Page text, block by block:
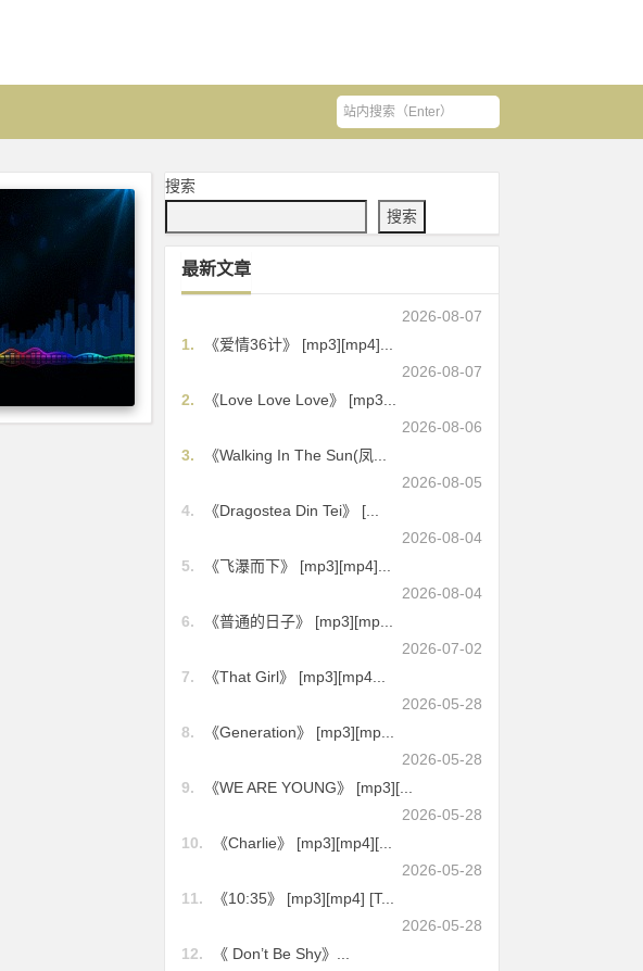
搜索
搜索
最新文章
2026-08-07
1.
《爱情36计》 [mp3][mp4]...
2026-08-07
2.
《Love Love Love》 [mp3...
2026-08-06
3.
《Walking In The Sun(凤...
2026-08-05
4.
《Dragostea Din Tei》 [...
2026-08-04
5.
《飞瀑而下》 [mp3][mp4]...
2026-08-04
6.
《普通的日子》 [mp3][mp...
2026-07-02
7.
《That Girl》 [mp3][mp4...
2026-05-28
8.
《Generation》 [mp3][mp...
2026-05-28
9.
《WE ARE YOUNG》 [mp3][...
2026-05-28
10.
《Charlie》 [mp3][mp4][...
2026-05-28
11.
《10:35》 [mp3][mp4] [T...
2026-05-28
12.
《 Don’t Be Shy》...